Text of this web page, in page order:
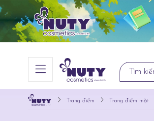
Trang điểm Trang điểm mặt